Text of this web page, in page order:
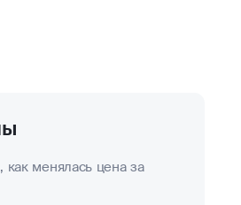
как менялась цена за